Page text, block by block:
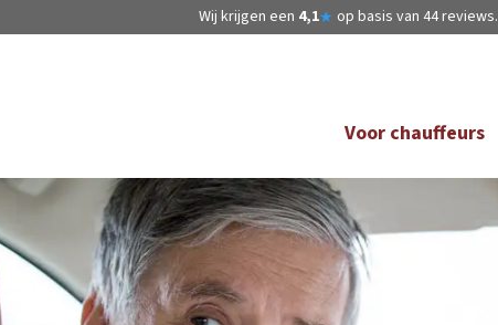
Wij krijgen een 4,1★ op basis van 44reviews.
Voor chauffeurs